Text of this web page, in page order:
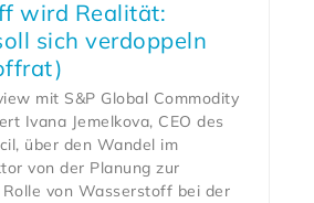
wird Realität:
sich verdoppeln
mit S&P Global Commodity
Ivana Jemelkova, CEO des
über den Wandel im
von der Planung zur
von Wasserstoff bei der